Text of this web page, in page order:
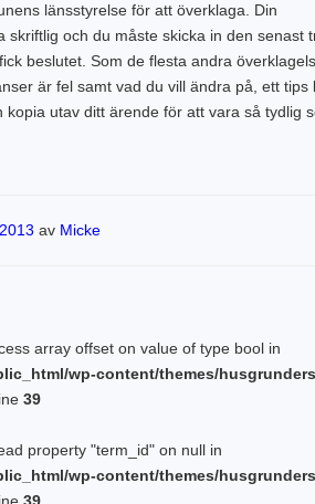
länsstyrelse för att överklaga. Din
skriftlig och du måste skicka in den senast
beslutet. Som de flesta andra
är fel samt vad du vill ändra på, ett tips
kopia utav ditt ärende för att vara så tydlig
av Micke
array offset on value of type bool in
wp-content/themes/
39
property "term_id" on null in
wp-content/themes/